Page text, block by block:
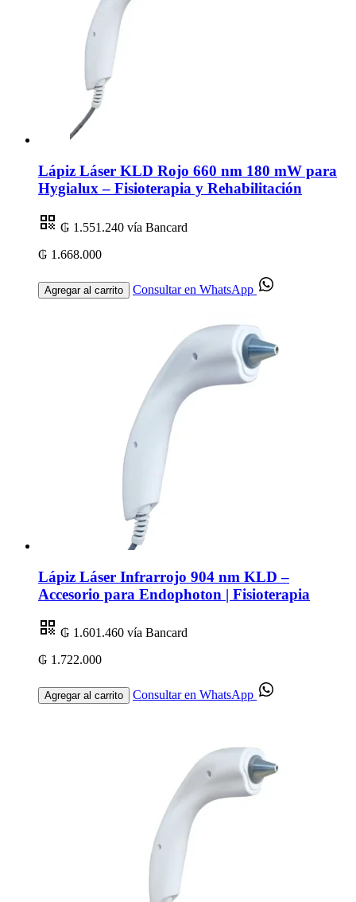
Lápiz Láser KLD Rojo 660 nm 180 mW para
Hygialux – Fisioterapia y Rehabilitación
₲ 1.551.240 vía Bancard
₲ 1.668.000
Agregar al carrito Consultar en WhatsApp
Lápiz Láser Infrarrojo 904 nm KLD –
Accesorio para Endophoton | Fisioterapia
₲ 1.601.460 vía Bancard
₲ 1.722.000
Agregar al carrito Consultar en WhatsApp